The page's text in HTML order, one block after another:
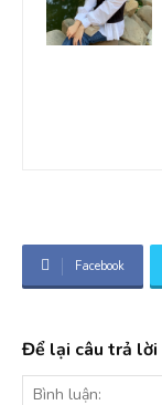
Facebook
Để lại câu trả lời